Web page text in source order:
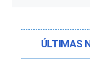
ÚLTIMAS